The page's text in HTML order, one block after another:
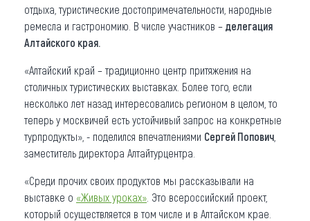
отдыха, туристические достопримечательности, народные
ремесла и гастрономию. В числе участников – делегация
Алтайского края.
«Алтайский край – традиционно центр притяжения на
столичных туристических выставках. Более того, если
несколько лет назад интересовались регионом в целом, то
теперь у москвичей есть устойчивый запрос на конкретные
турпродукты», - поделился впечатлениями Сергей Попович
заместитель директора Алтайтурцентра.
«Среди прочих своих продуктов мы рассказывали на
выставке о «Живых уроках» . Это всероссийский проект,
который осуществляется в том числе и в Алтайском крае.